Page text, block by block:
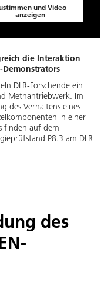
und Video
anzeigen
die Interaktion
DLR-Forschende ein
Methantriebwerk. Im
des Verhaltens eines
in einer
finden auf dem
P8.3 am DLR-
des